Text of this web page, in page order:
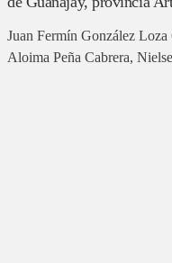
Juan Fermín González
Aloima Peña Cabrera,